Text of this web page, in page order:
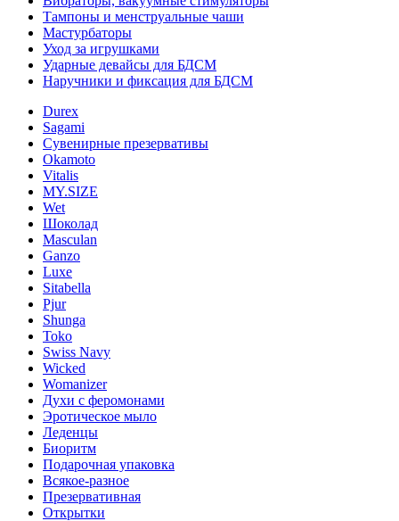
Тампоны и менструальные чаши
Мастурбаторы
Уход за игрушками
Ударные девайсы для БДСМ
Наручники и фиксация для БДСМ
Durex
Sagami
Сувенирные презервативы
Okamoto
Vitalis
MY.SIZE
Wet
Шоколад
Masculan
Ganzo
Luxe
Sitabella
Pjur
Shunga
Toko
Swiss Navy
Wicked
Womanizer
Духи с феромонами
Эротическое мыло
Леденцы
Биоритм
Подарочная упаковка
Всякое-разное
Презервативная
Открытки